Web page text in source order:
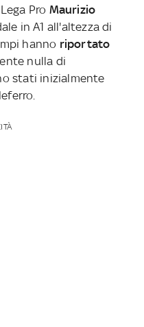
Pro Maurizio
in A1 all'altezza di
hanno riportato
nulla di
stati inizialmente